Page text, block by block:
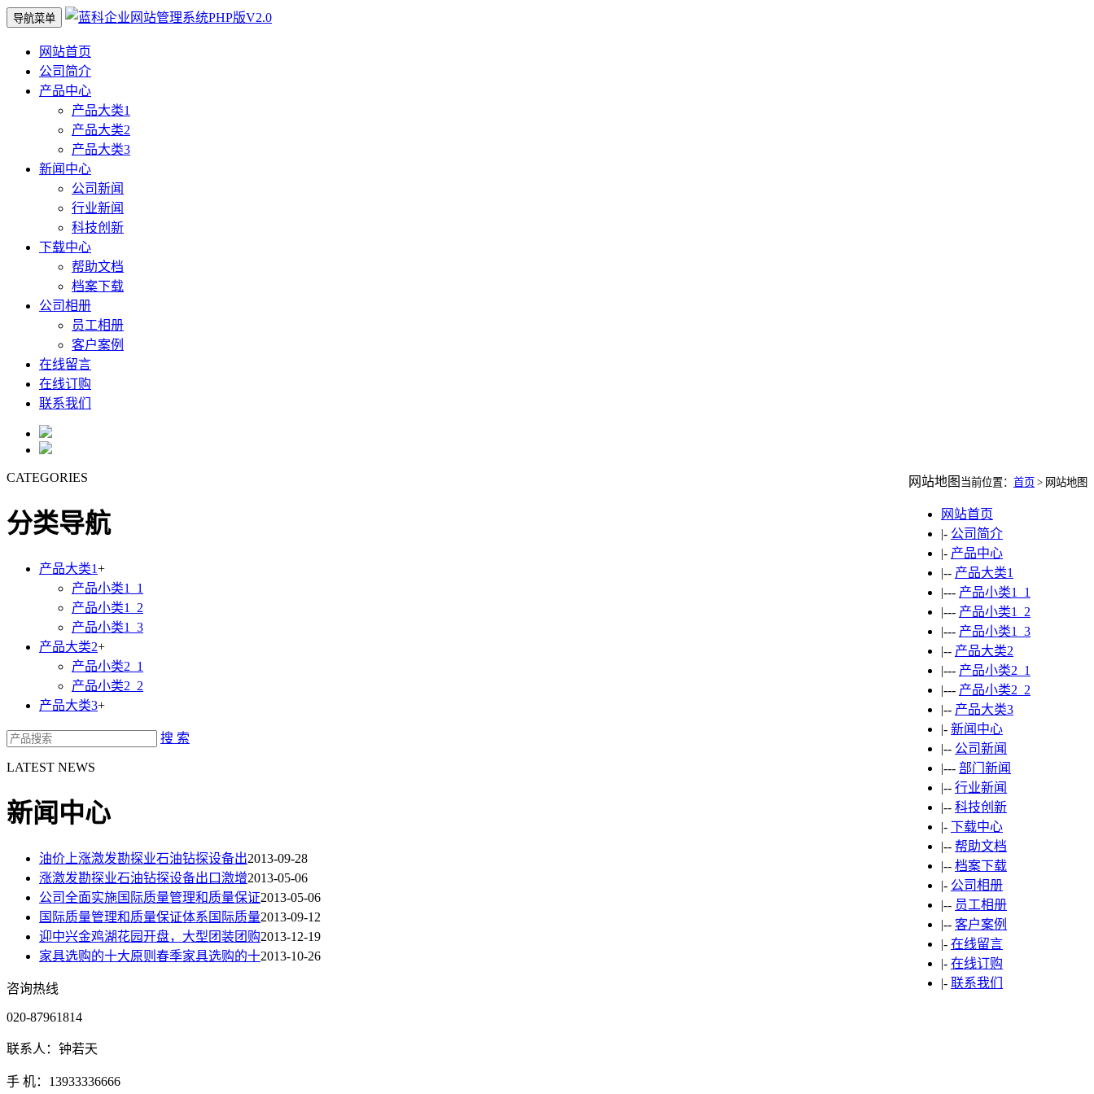
导航菜单
网站首页
公司简介
产品中心
产品大类1
产品大类2
产品大类3
新闻中心
公司新闻
行业新闻
科技创新
下载中心
帮助文档
档案下载
公司相册
员工相册
客户案例
在线留言
在线订购
联系我们
网站地图 当前位置： 首页 > 网站地图
网站首页
|- 公司简介
|- 产品中心
|-- 产品大类1
|--- 产品小类1_1
|--- 产品小类1_2
|--- 产品小类1_3
|-- 产品大类2
|--- 产品小类2_1
|--- 产品小类2_2
|-- 产品大类3
|- 新闻中心
|-- 公司新闻
|--- 部门新闻
|-- 行业新闻
|-- 科技创新
|- 下载中心
|-- 帮助文档
|-- 档案下载
|- 公司相册
|-- 员工相册
|-- 客户案例
|- 在线留言
|- 在线订购
|- 联系我们
CATEGORIES
分类导航
产品大类1+
产品小类1_1
产品小类1_2
产品小类1_3
产品大类2+
产品小类2_1
产品小类2_2
产品大类3+
搜 索
LATEST NEWS
新闻中心
油价上涨激发勘探业石油钻探设备出2013-09-28
涨激发勘探业石油钻探设备出口激增2013-05-06
公司全面实施国际质量管理和质量保证2013-05-06
国际质量管理和质量保证体系国际质量2013-09-12
迎中兴金鸡湖花园开盘，大型团装团购2013-12-19
家具选购的十大原则春季家具选购的十2013-10-26
咨询热线
020-87961814
联系人：钟若天
手 机：13933336666